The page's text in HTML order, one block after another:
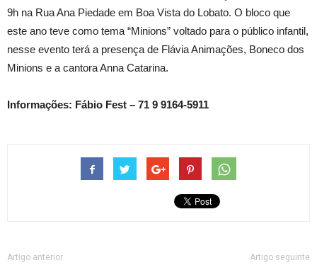
9h na Rua Ana Piedade em Boa Vista do Lobato. O bloco que
este ano teve como tema “Minions” voltado para o público infantil,
nesse evento terá a presença de Flávia Animações, Boneco dos
Minions e a cantora Anna Catarina.
Informações: Fábio Fest – 71 9 9164-5911
Artigo anterior Artigo seguinte